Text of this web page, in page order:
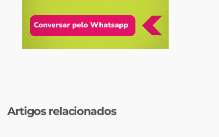
Artigos relacionados